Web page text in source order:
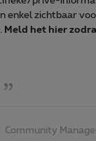
enkel zichtbaar
Meld het hier
Community